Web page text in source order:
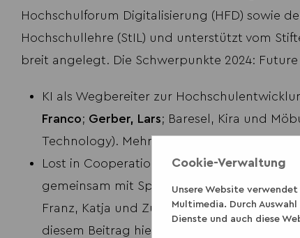
Hochschulforum Digitalisierung (HFD) sowie
Hochschullehre (StIL) und unterstützt vom
breit angelegt. Die Schwerpunkte 2024:
KI als Wegbereiter zur
Franco; Gerber, Lars; Baresel, Kira und
Technology). Mehr Infos zu diesem Beitrag
Lost in Cooperation! Wie gestalten wir
gemeinsam mit Springhorn, Johanna;
Franz, Katja und Zulauf, Sven (Track
diesem Beitrag hier
Cookie-Verwaltung
Unsere Website
Multimedia. Durch
Dienste und auch diese